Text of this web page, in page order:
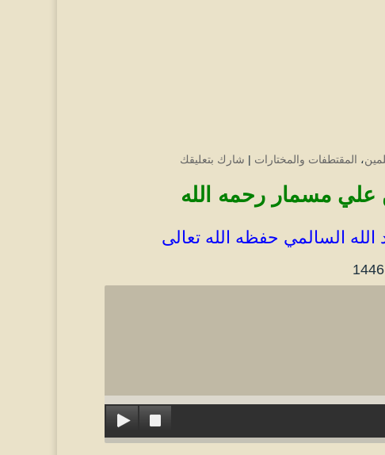
، المقتطفات والمختارات | شارك بتعليقك
السالمي حفظه الله تعالى